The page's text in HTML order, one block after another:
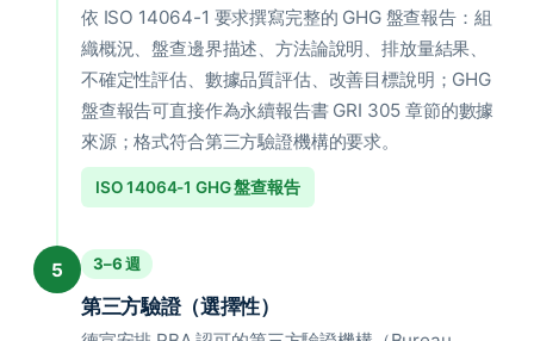
依 ISO 14064-1 要求撰寫完整的 GHG 盤查報告：組
織概況、盤查邊界描述、方法論說明、排放量結果、
不確定性評估、數據品質評估、改善目標說明；GHG
盤查報告可直接作為永續報告書 GRI 305 章節的數據
來源；格式符合第三方驗證機構的要求。
ISO 14064-1 GHG 盤查報告
5 3–6 週
第三方驗證（選擇性）